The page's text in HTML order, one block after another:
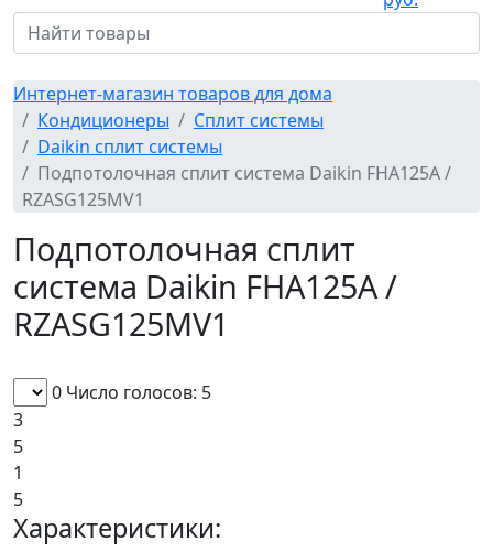
Интернет-магазин товаров для дома
Кондиционеры
Сплит системы
Daikin сплит системы
Подпотолочная сплит система Daikin FHA125A /
RZASG125MV1
Подпотолочная сплит
система Daikin FHA125A /
RZASG125MV1
0 Число голосов: 5
3
5
1
5
Характеристики: